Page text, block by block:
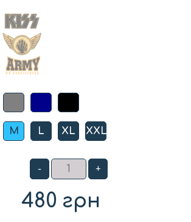
M L XL XXL
- +
480 грн